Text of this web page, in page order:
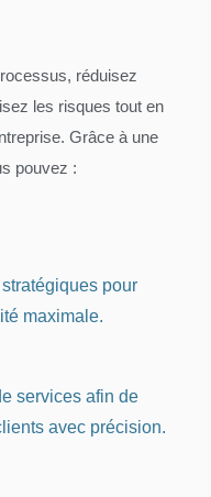
réduisez
les risques tout en
Grâce à une
pouvez :
pour
maximale.
services afin de
avec précision.